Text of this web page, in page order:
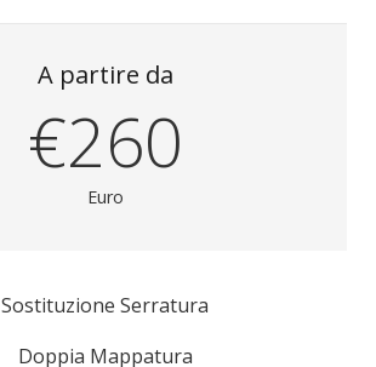
A partire da
€260
Euro
Sostituzione Serratura
Doppia Mappatura